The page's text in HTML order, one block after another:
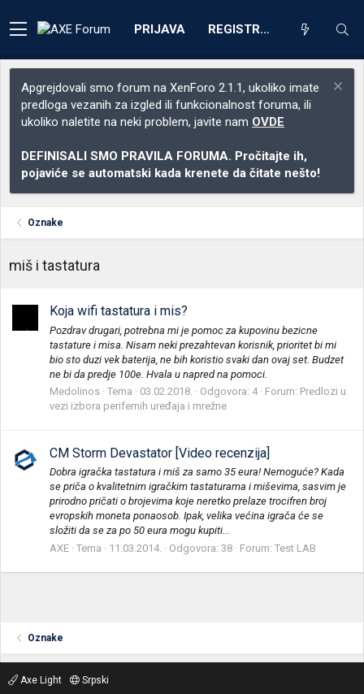
PRIJAVA REGISTRACIJA
Apgrejdovali smo forum na XenForo 2.1.1, ukoliko imate
predloga vezanih za izgled ili funkcionalnost foruma, ili
ukoliko naletite na neki problem, javite nam OVDE
DEFINISALI SMO PRAVILA FORUMA. Pročitajte ih,
pojaviće se automatski kada krenete da čitate nešto!
Oznake
miš i tastatura
Koja wifi tastatura i mis?
Pozdrav drugari, potrebna mi je pomoc za kupovinu bezicne
tastature i misa. Nisam neki prezahtevan korisnik, prioritet bi mi
bio sto duzi vek baterija, ne bih koristio svaki dan ovaj set. Budzet
ne bi da predje 100e. Hvala u napred na pomoci.
Medolinos Tema 03.02.2018. Odgovora: 4 Forum: Predlozi u
vezi izbora perifernih uređaja i mrežne
CM Storm Devastator [Video recenzija]
Dobra igračka tastatura i miš za samo 35 eura! Nemoguće? Kada
se priča o kvalitetnim igračkim tastaturama i miševima, sasvim je
prirodno pričati o brojevima koje neretko prelaze trocifren broj
evropskih moneta ponaosob. Ipak, velika većina igrača će se
složiti da se za po 50 eura mogu kupiti...
AXE Tema 11.03.2014. Odgovora: 38 Forum: Test LAB
Oznake
Axe Light
Srpski